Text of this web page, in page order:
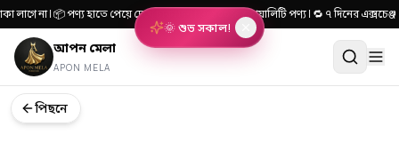
🌞 শুভ সকাল!
লাগে না | 📦 পণ্য হাতে পেয়ে দেখে টাকা দিন | 🎯 ১০০% কোয়ালিটি পণ্য | 🔁 ৭ দিনের
আপন মেলা
APON MELA
পিছনে